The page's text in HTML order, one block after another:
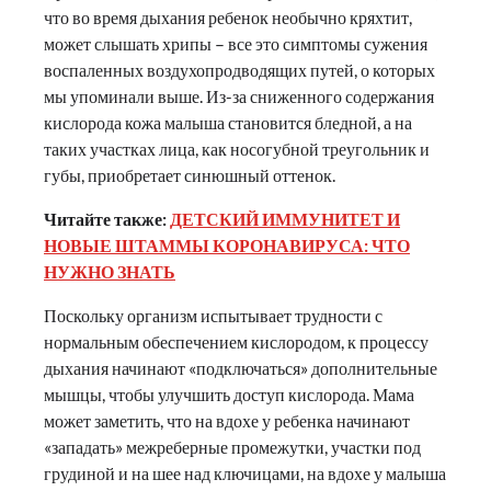
что во время дыхания ребенок необычно кряхтит,
может слышать хрипы – все это симптомы сужения
воспаленных воздухопродводящих путей, о которых
мы упоминали выше. Из-за сниженного содержания
кислорода кожа малыша становится бледной, а на
таких участках лица, как носогубной треугольник и
губы, приобретает синюшный оттенок.
Читайте также: ДЕТСКИЙ ИММУНИТЕТ И
НОВЫЕ ШТАММЫ КОРОНАВИРУСА: ЧТО
НУЖНО ЗНАТЬ
Поскольку организм испытывает трудности с
нормальным обеспечением кислородом, к процессу
дыхания начинают «подключаться» дополнительные
мышцы, чтобы улучшить доступ кислорода. Мама
может заметить, что на вдохе у ребенка начинают
«западать» межреберные промежутки, участки под
грудиной и на шее над ключицами, на вдохе у малыша